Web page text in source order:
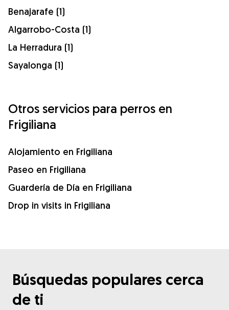
Benajarafe (1)
Algarrobo-Costa (1)
La Herradura (1)
Sayalonga (1)
Otros servicios para perros en
Frigiliana
Alojamiento en Frigiliana
Paseo en Frigiliana
Guardería de Día en Frigiliana
Drop in visits in Frigiliana
Búsquedas populares cerca
de ti